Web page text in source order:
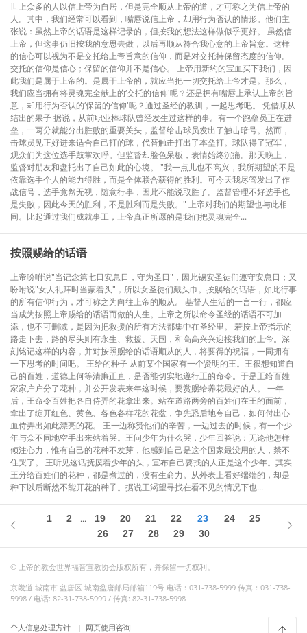
世上众多的人以信上帝为自居，但是完全顺从上帝的道，才可称之为信上帝的
人。其中，我们经常可以看到，嘴唇说信上帝，却用行为否认的情形。他们主
张说：虽然上帝的话语是这样记录的，但按我的想法这样做似乎更好。 虽然信
上帝，但这事仍旧按我的意思去做，以后再顺从符合我心意的上帝旨意。这样
的信心可以视为不是交托给上帝旨意的信仰，而是对交托持保留态度的信仰。
交托的信仰是信心；保留的信仰并不是信心。 上帝用新约的宝血买下我们，因
此我们是属于上帝的。是属于上帝的，就应当把一切交托给上帝才是。那么，
我们应当拥有将灵魂完全献上的‘交托的信仰'呢？还是拥有嘴唇上承认上帝的旨
意，却用行为否认的‘保留的信仰'呢？通过圣经的教训，一起思考吧。 凭借顺从
结出的果子 据说，从前职业棒球队曾经发生过这样的事。有一个跑垒员正在进
垒，一两分就能分出胜败的重要关头，监督给击球员发出了触击暗号。然而，
击球员见正好进来适合自己打的球，代替触击打出了本垒打。球队得了冠军，
观众们为这位选手鼓掌欢呼。但监督却脸色呆板，表情始终沉痛。那天晚上，
监督对朋友和盘托出了自己如此的心境。 "我一点儿也不高兴，我所期望的不是
依靠选手个人的能力得胜，而是全体联合获得的胜利。可今天我尽管发出了作
战信号，选手竟然无视，随意行事，因此不能说取胜了。监督管理不好选手也
是失败，因此今天的胜利，不是胜利而是失败。" 上帝对我们的期望也与此相
同。比起通过我们成就事工，上帝真正所愿的是我们把灵魂完全...
按照赐给的话语
上帝吩咐说"当记念第七日安息日，守为圣日"，因此锡安圣徒们遵守安息日；又
吩咐说"女人礼拜时当蒙着头"，所以女圣徒们戴头巾。按赐给的话语，如此行事
的所有信仰行为，才可称之为向往上帝的顺从。 基督人生活的一言一行，都应
当成为按照上帝赐给的话语而做的人生。上帝之所以命令圣经的话语不可加
添，也不可删减，是因为把救援的所有方法都集中在圣经里。 若按上帝指示的
路走下去，路的尽头则有永生、救援、天国，和高高兴兴迎接我们的上帝。深
刻铭记这样的内容，并对按照赐给的话语顺从的人，将要得的祝福，一同拥有
一下思考的时间吧。 王给的种子 从前某个国家有一个贤明的王。王很想知道自
己的百姓，道德上何等清廉正直，是否能切实地遵行王的命令。于是王给百姓
家家户户分了花种，并公开发表来年这时候，要赏赐给养花最好的人。 一年
后，王命令百姓把各自侍弄的花拿出来。站在道路两旁的百姓们在王的面前，
拿出了绽开红色、黄色、各色各样花的花盆，争先恐后地夸自己，如何付出心
血侍弄出如此漂亮的花。 王一边称赞他们的辛苦，一边过去的时候，有一个少
年与众不同地空手出来站着哭。王问少年为什么哭，少年回答说：无论他怎样
倾注心力，惟有自己的花种不发芽，他感到自己是这个国家最没用的人，禁不
住哭了。 王听见这话抚摸着少年的头，宣布自己要找的人正是这个少年。其实
王分给百姓们的花种，都是煮过的，没有生命力。从外表上看好端端的，却是
种下以后断然不能开花的种子。据说王渴望寻找在看不见的情况下也...
1 2 ... 19 20 21 22 23 24
25
26
27 28 29 30
© 上帝的教会世界福音宣教协会版权所有，并保留一切权利。
京畿道 城南市 盆唐区 城南盆唐邮局邮箱119号 电话：031-738-5999 传真：031-738-
5998 / 电话: 82-31-738-5999 / 传真: 82-31-738-5998
个人信息处理方针 网页使用咨询